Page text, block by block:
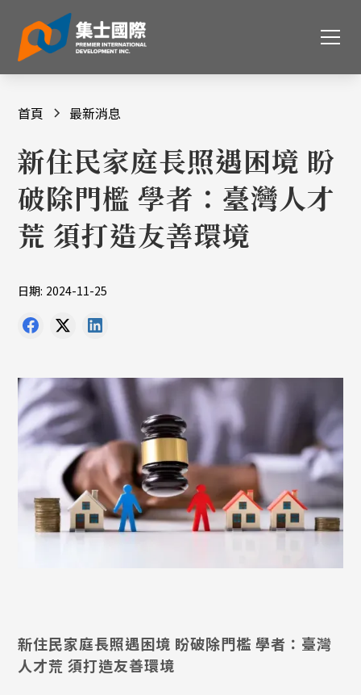
首頁 最新消息
新住民家庭長照遇困境 盼
破除門檻 學者：臺灣人才
荒 須打造友善環境
日期: 2024-11-25
新住民家庭長照遇困境 盼破除門檻 學者：臺灣
人才荒 須打造友善環境